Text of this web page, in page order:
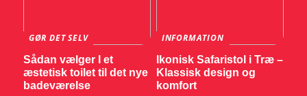
GØR DET SELV
Sådan vælger I et
æstetisk toilet til det nye
badeværelse
INFORMATION
Ikonisk Safaristol i Træ –
Klassisk design og
komfort